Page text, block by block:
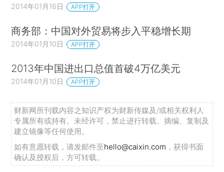
2014年01月16日 APP打开
商务部：中国对外贸易将步入平稳增长期
2014年01月10日 APP打开
2013年中国进出口总值首破4万亿美元
2014年01月10日 APP打开
财新网所刊载内容之知识产权为财新传媒及/或相关权利人
专属所有或持有。未经许可，禁止进行转载、摘编、复制及
建立镜像等任何使用。
如有意愿转载，请发邮件至hello@caixin.com ，获得书面
确认及授权后，方可转载。